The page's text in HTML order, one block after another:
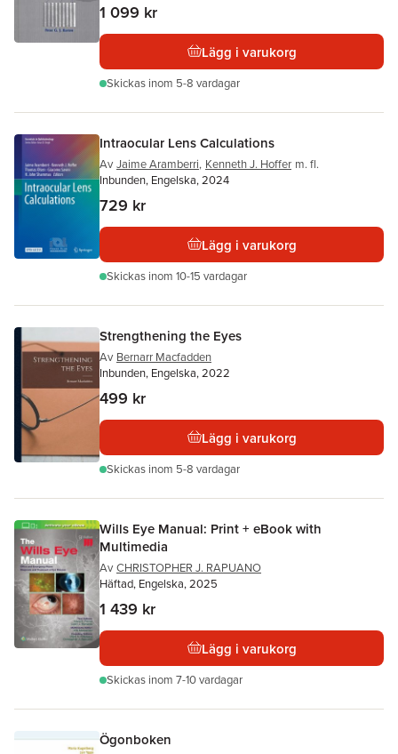
1 099 kr
Lägg i varukorg
Skickas inom 5-8 vardagar
Intraocular Lens Calculations
Av Jaime Aramberri, Kenneth J. Hoffer m. fl.
Inbunden, Engelska, 2024
729 kr
Lägg i varukorg
Skickas inom 10-15 vardagar
Strengthening the Eyes
Av Bernarr Macfadden
Inbunden, Engelska, 2022
499 kr
Lägg i varukorg
Skickas inom 5-8 vardagar
Wills Eye Manual: Print + eBook with
Multimedia
Av CHRISTOPHER J. RAPUANO
Häftad, Engelska, 2025
1 439 kr
Lägg i varukorg
Skickas inom 7-10 vardagar
Ögonboken